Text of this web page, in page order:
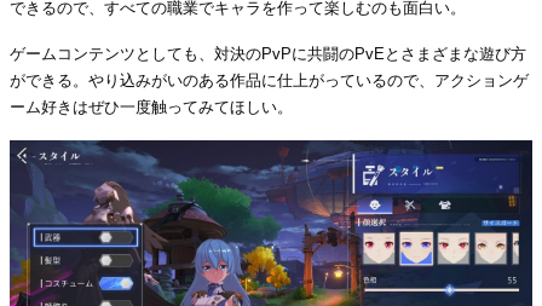
できるので、すべての職業でキャラを作って楽しむのも面白い。
ゲームコンテンツとしても、対決のPvPに共闘のPvEとさまざまな遊び方
ができる。やり込みがいのある作品に仕上がっているので、アクションゲ
ーム好きはぜひ一度触ってみてほしい。